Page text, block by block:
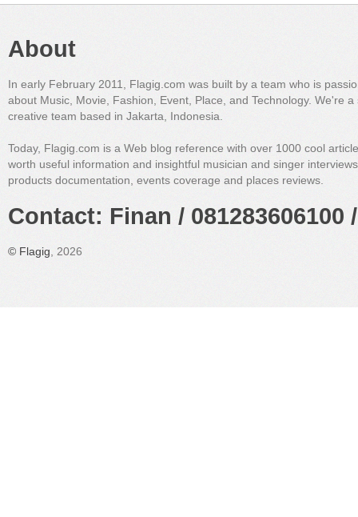
About
In early February 2011, Flagig.com was built by a team who is
about Music, Movie, Fashion, Event, Place, and Technology. We're a
creative team based in Jakarta, Indonesia.
Today, Flagig.com is a Web blog reference with over 1000 cool
worth useful information and insightful musician and singer
products documentation, events coverage and places reviews.
Contact: Finan /
© Flagig, 2026